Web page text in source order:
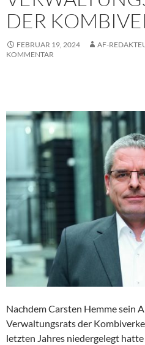
DER
FEBRUAR 19, 2024 AF-
KOMMENTAR
Nachdem Carsten Hemme sein
Verwaltungsrats der
letzten Jahres niedergelegt